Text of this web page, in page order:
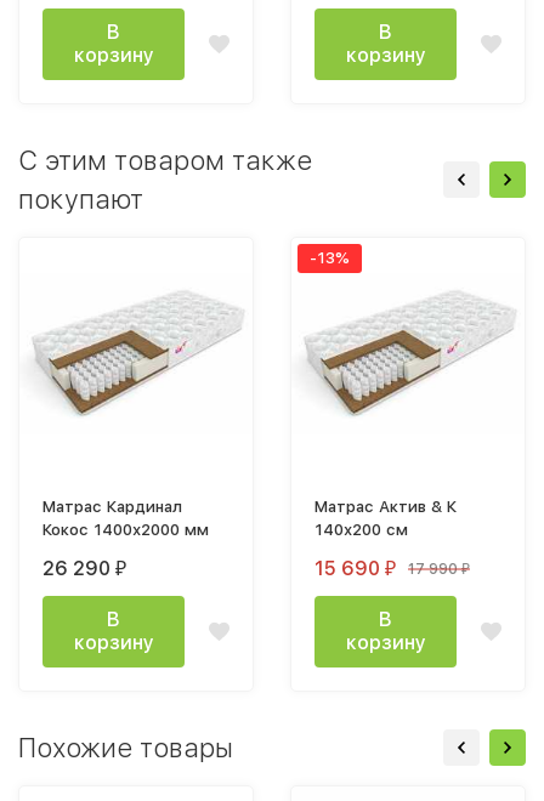
14
В
корзину
сапфировый
В
корзину
C этим товаром также
покупают
Матрас Кардинал
Кокос 1400х2000 мм
26 290 ₽
В
корзину
-13%
Матрас Актив & К
140х200 см
15 690 ₽ 17 990₽
В
корзину
Похожие товары